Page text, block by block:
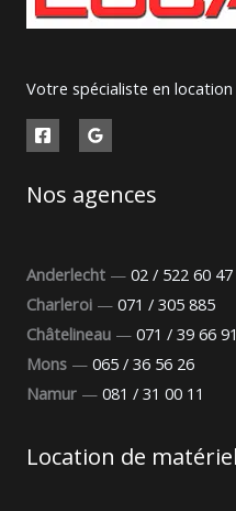
Votre spécialiste en
Nos agences
Anderlecht — 02 / 522 60 47
Charleroi — 071 / 305 885
Châtelineau — 071 / 39 66 91
Mons — 065 / 36 56 26
Namur — 081 / 31 00 11
Location de matériel